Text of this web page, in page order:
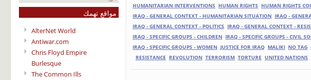
AlterNet World
Antiwar.com
Chris Floyd Empire
Burlesque
The Common Ills
HUMANITARIAN INTERVENTIONS
HUMAN RIGHTS HUMAN RIGHTS
IRAQ - GENERAL CONTEXT - HUMANITARIAN SITUATION IRAQ -
IRAQ - GENERAL CONTEXT - POLITICS
IRAQ - GENERAL CONTEXT -
IRAQ - SPECIFIC GROUPS - CHILDREN IRAQ - SPECIFIC GROUPS - CIVIL
IRAQ - SPECIFIC GROUPS - WOMEN JUSTICE FOR IRAQ MALIKI NO TAG
RESISTANCE
REVOLUTION TERRORISM TORTURE UNITED NATIONS